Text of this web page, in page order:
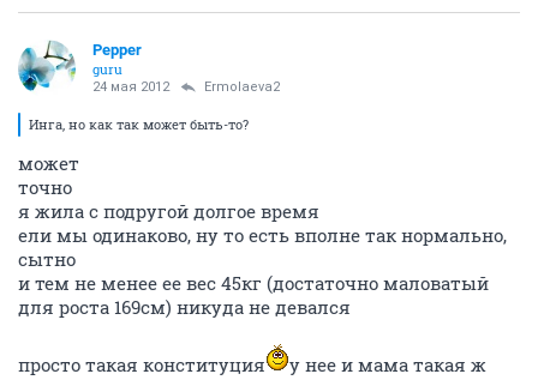
Pepper
guru
24 мая 2012 Ermolaeva2
Инга, но как так может быть-то?
может
точно
я жила с подругой долгое время
ели мы одинаково, ну то есть вполне так нормально,
сытно
и тем не менее ее вес 45кг (достаточно маловатый
для роста 169см) никуда не девался
просто такая конституция
у нее и мама такая ж